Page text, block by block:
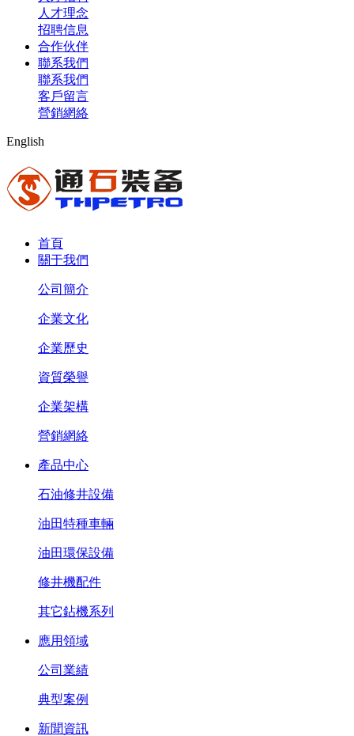
人才理念
招聘信息
合作伙伴
聯系我們
聯系我們
客戶留言
營銷網絡
English
首頁
關于我們
公司簡介
企業文化
企業歷史
資質榮譽
企業架構
營銷網絡
產品中心
石油修井設備
油田特種車輛
油田環保設備
修井機配件
其它鉆機系列
應用領域
公司業績
典型案例
新聞資訊